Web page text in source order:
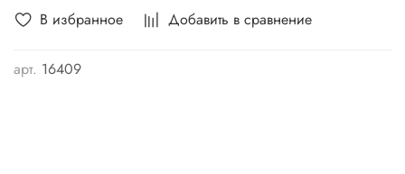
В избранное Добавить в сравнение
арт. 16409